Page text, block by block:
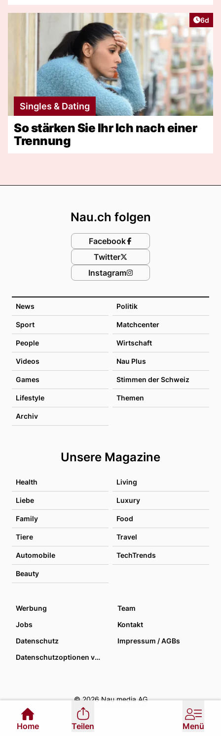
6d
Singles & Dating
So stärken Sie Ihr Ich nach einer
Trennung
News Politik
Sport Matchcenter
People Wirtschaft
Videos Nau Plus
Games Stimmen der Schweiz
Lifestyle Themen
Archiv
Unsere Magazine
Health Living
Liebe Luxury
Family Food
Tiere Travel
Automobile TechTrends
Beauty
Nau.ch folgen
Facebook
Twitter
Instagram
Werbung
Team
Jobs
Kontakt
Datenschutz
Impressum / AGBs
Datenschutzoptionen verwalten
© 2026 Nau media AG
Home Teilen Menü